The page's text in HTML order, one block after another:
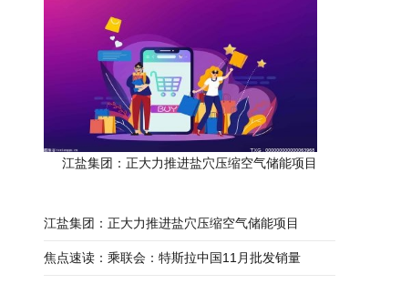
江盐集团：正大力推进盐穴压缩空气储能项目
江盐集团：正大力推进盐穴压缩空气储能项目
焦点速读：乘联会：特斯拉中国11月批发销量